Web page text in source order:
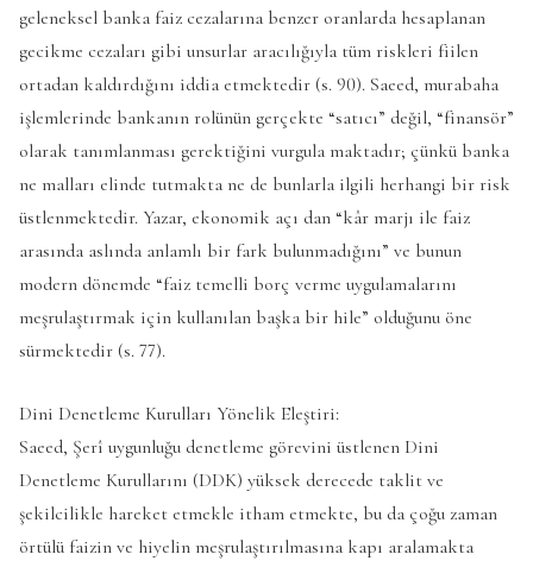
geleneksel banka faiz cezalarına benzer oranlarda hesaplanan
gecikme cezaları gibi unsurlar aracılığıyla tüm riskleri fiilen
ortadan kaldırdığını iddia etmektedir (s. 90). Saeed, murabaha
işlemlerinde bankanın rolünün gerçekte “satıcı” değil, “finansör”
olarak tanımlanması gerektiğini vurgula maktadır; çünkü banka
ne malları elinde tutmakta ne de bunlarla ilgili herhangi bir risk
üstlenmektedir. Yazar, ekonomik açı dan “kâr marjı ile faiz
arasında aslında anlamlı bir fark bulunmadığını” ve bunun
modern dönemde “faiz temelli borç verme uygulamalarını
meşrulaştırmak için kullanılan başka bir hile” olduğunu öne
sürmektedir (s. 77).
Dini Denetleme Kurulları Yönelik Eleştiri:
Saeed, Şerî uygunluğu denetleme görevini üstlenen Dini
Denetleme Kurullarını (DDK) yüksek derecede taklit ve
şekilcilikle hareket etmekle itham etmekte, bu da çoğu zaman
örtülü faizin ve hiyelin meşrulaştırılmasına kapı aralamakta